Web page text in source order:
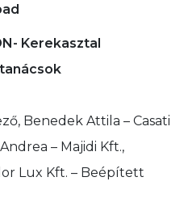
Kerekasztal
Benedek Attila – Casati
– Majidi Kft.,
Lux Kft. – Beépített